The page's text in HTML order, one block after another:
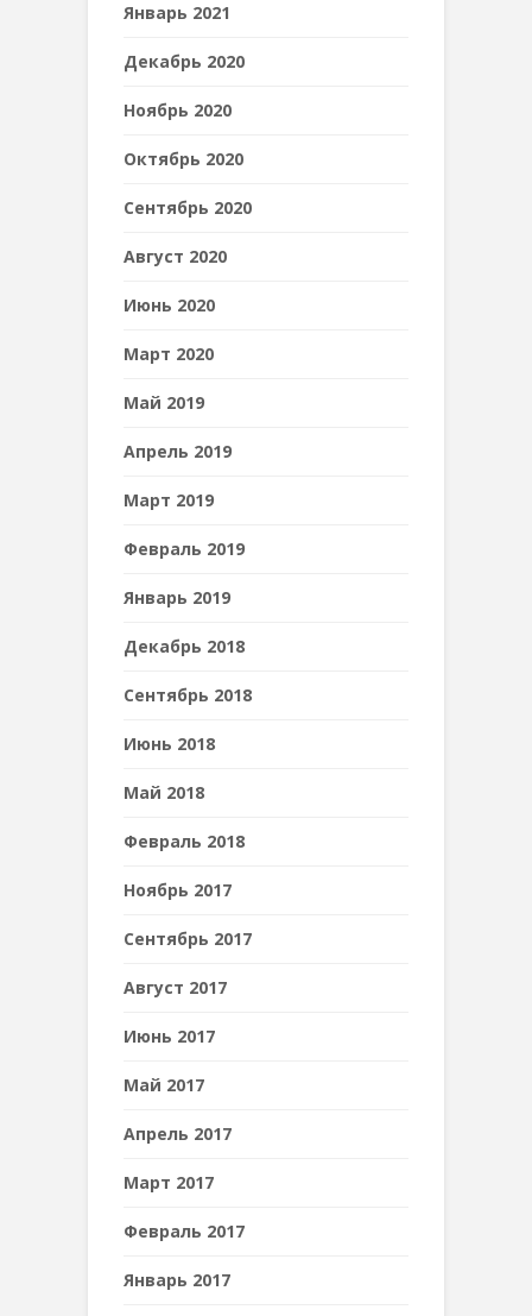
Январь 2021
Декабрь 2020
Ноябрь 2020
Октябрь 2020
Сентябрь 2020
Август 2020
Июнь 2020
Март 2020
Май 2019
Апрель 2019
Март 2019
Февраль 2019
Январь 2019
Декабрь 2018
Сентябрь 2018
Июнь 2018
Май 2018
Февраль 2018
Ноябрь 2017
Сентябрь 2017
Август 2017
Июнь 2017
Май 2017
Апрель 2017
Март 2017
Февраль 2017
Январь 2017